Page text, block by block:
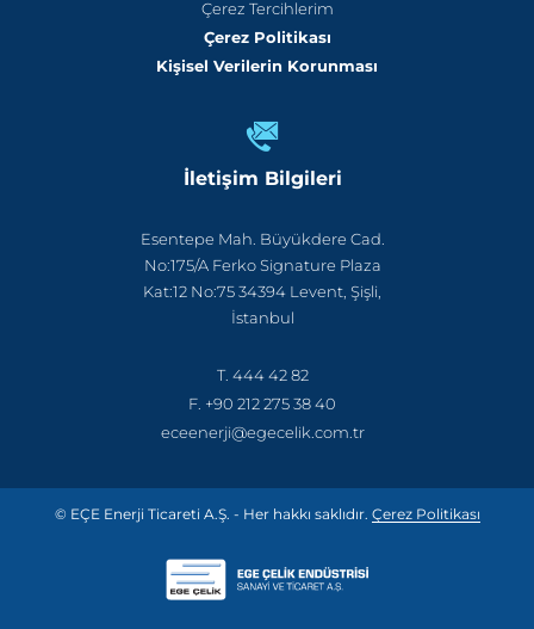
Çerez Tercihlerim
Çerez Politikası
Kişisel Verilerin Korunması
İletişim Bilgileri
Esentepe Mah. Büyükdere Cad.
No:175/A Ferko Signature Plaza
Kat:12 No:75 34394 Levent, Şişli,
İstanbul
T. 444 42 82
F. +90 212 275 38 40
eceenerji@egecelik.com.tr
© EÇE Enerji Ticareti A.Ş. - Her hakkı saklıdır. Çerez Politikası